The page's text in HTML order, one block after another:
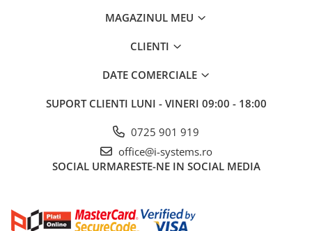
MAGAZINUL MEU
CLIENTI
DATE COMERCIALE
SUPORT CLIENTI LUNI - VINERI 09:00 - 18:00
0725 901 919
office@i-systems.ro
SOCIAL URMARESTE-NE IN SOCIAL MEDIA